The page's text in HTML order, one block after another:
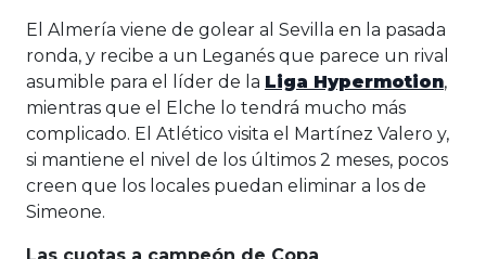
El Almería viene de golear al Sevilla en la pasada
ronda, y recibe a un Leganés que parece un rival
asumible para el líder de la Liga Hypermotion,
mientras que el Elche lo tendrá mucho más
complicado. El Atlético visita el Martínez Valero y,
si mantiene el nivel de los últimos 2 meses, pocos
creen que los locales puedan eliminar a los de
Simeone.